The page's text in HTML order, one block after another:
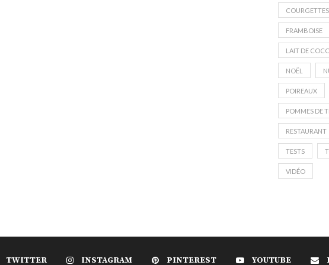
COURGETTES
FRAMBOISE
LAIT DE
NOËL
POIREAUX
POMMES DE
RESTAURANT
TESTS
VIDÉO
TWITTER INSTAGRAM PINTEREST YOUTUBE